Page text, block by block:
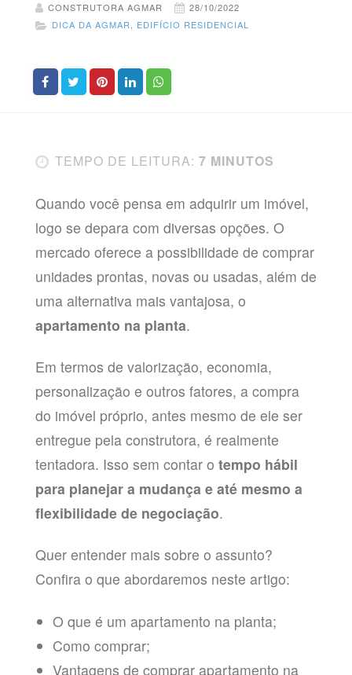
CONSTRUTORA AGMAR
28/10/2022
DICA DA AGMAR
EDIFÍCIO RESIDENCIAL
TEMPO DE LEITURA: 7 MINUTOS
Quando você pensa em adquirir um imóvel,
logo se depara com diversas opções. O
mercado oferece a possibilidade de comprar
unidades prontas, novas ou usadas, além de
uma alternativa mais vantajosa, o
apartamento na planta.
Em termos de valorização, economia,
personalização e outros fatores, a compra
do imóvel próprio, antes mesmo de ele ser
entregue pela construtora, é realmente
tentadora. Isso sem contar o tempo hábil
para planejar a mudança e até mesmo a
flexibilidade de negociação.
Quer entender mais sobre o assunto?
Confira o que abordaremos neste artigo:
O que é um apartamento na planta;
Como comprar;
Vantagens de comprar apartamento na